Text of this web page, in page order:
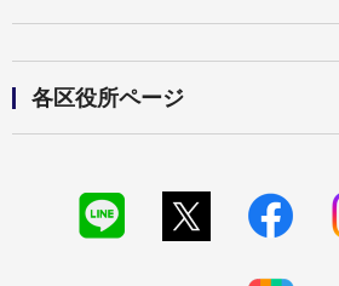
各区役所ページ